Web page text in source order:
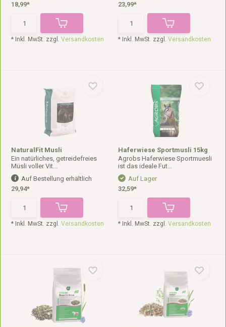
18,99*
* Inkl. MwSt. zzgl.Versandkosten
23,99*
* Inkl. MwSt. zzgl. Versandkosten
NaturalFit Musli
Ein natürliches, getreidefreies
Müsli voller Vit...
Auf Bestellung erhältlich
29,94*
* Inkl. MwSt. zzgl.Versandkosten
Haferwiese Sportmusli 15kg
Agrobs Haferwiese Sportmuesli
ist das ideale Fut...
Auf Lager
32,59*
* Inkl. MwSt. zzgl. Versandkosten